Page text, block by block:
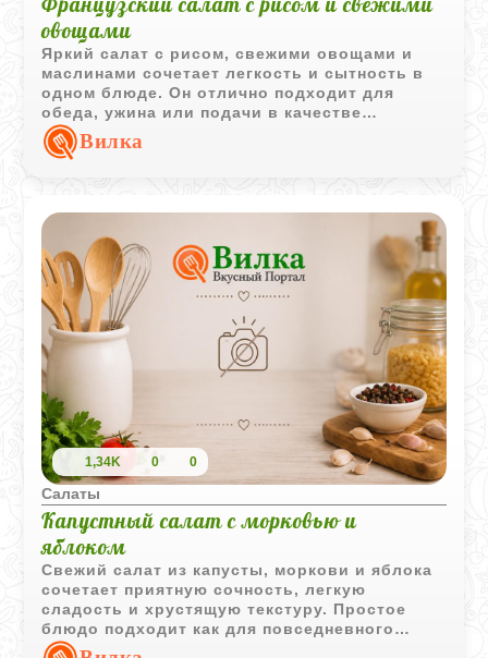
овощами
Яркий салат с рисом, свежими овощами и
маслинами сочетает легкость и сытность в
одном блюде. Он отлично подходит для
обеда, ужина или подачи в качестве
самостоятельной закуски.
Вилка
1,34K 0 0
Салаты
Капустный салат с морковью и
яблоком
Свежий салат из капусты, моркови и яблока
сочетает приятную сочность, легкую
сладость и хрустящую текстуру. Простое
блюдо подходит как для повседневного
меню, так и в качестве легкого гарнира.